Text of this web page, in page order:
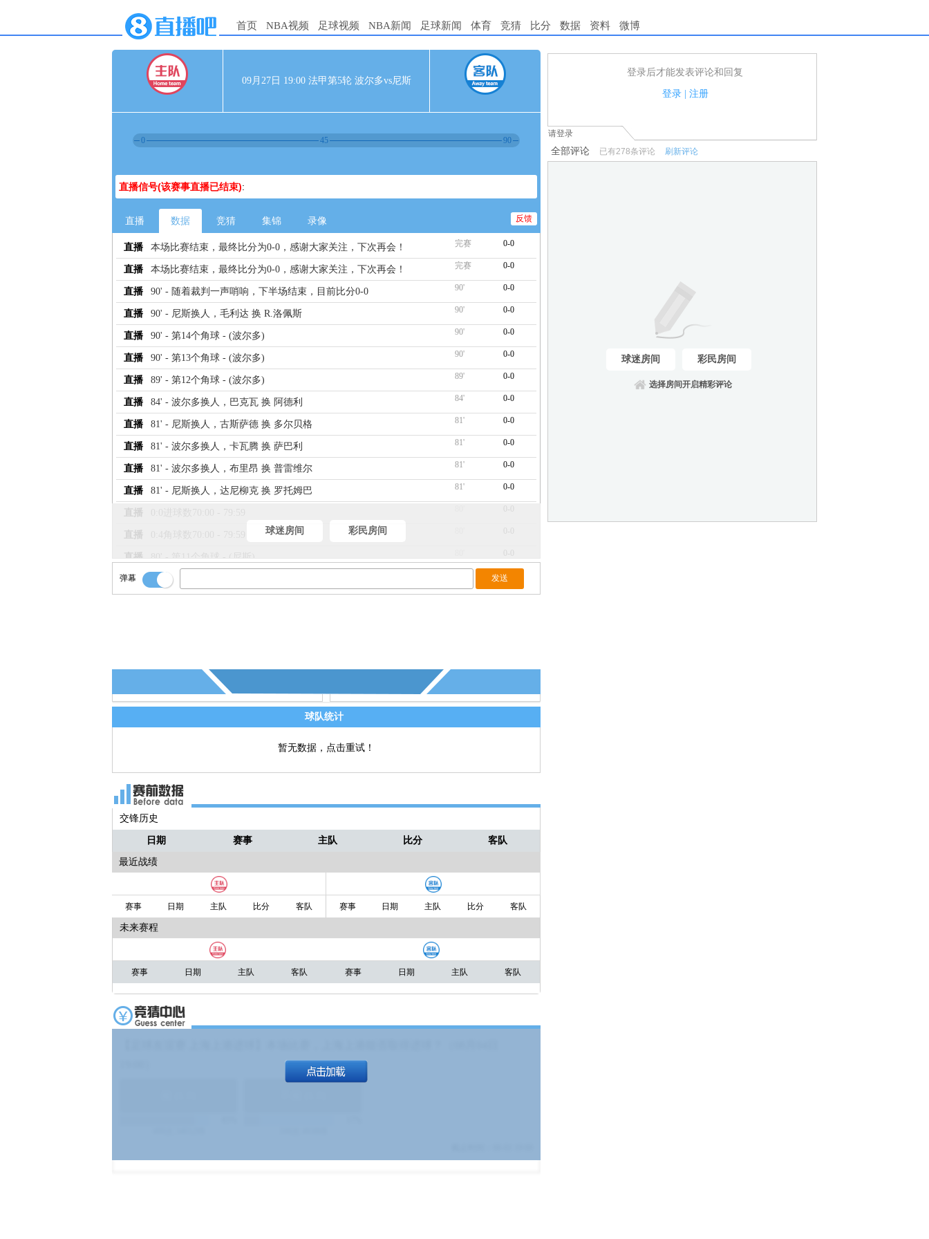
首页 NBA视频 足球视频 NBA新闻 足球新闻 体育 竞猜 比分 数据 资料 微博
09月27日 19:00 法甲第5轮 波尔多vs尼斯
0 45 90
直播信号(该赛事直播已结束):
直播 数据 竞猜 集锦 录像 反馈
直播 本场比赛结束，最终比分为0-0，感谢大家关注，下次再会！ 完赛 0-0
直播 本场比赛结束，最终比分为0-0，感谢大家关注，下次再会！ 完赛 0-0
直播 90' - 随着裁判一声哨响，下半场结束，目前比分0-0 90' 0-0
直播 90' - 尼斯换人，毛利达 换 R.洛佩斯 90' 0-0
直播 90' - 第14个角球 - (波尔多) 90' 0-0
直播 90' - 第13个角球 - (波尔多) 90' 0-0
直播 89' - 第12个角球 - (波尔多) 89' 0-0
直播 84' - 波尔多换人，巴克瓦 换 阿德利 84' 0-0
直播 81' - 尼斯换人，古斯萨德 换 多尔贝格 81' 0-0
直播 81' - 波尔多换人，卡瓦腾 换 萨巴利 81' 0-0
直播 81' - 波尔多换人，布里昂 换 普雷维尔 81' 0-0
直播 81' - 尼斯换人，达尼柳克 换 罗托姆巴 81' 0-0
直播
直播
直播 80' - 第11个角球 - (尼斯)
直播 80' - 尼斯 首先达到7个角球 0-0
78' 0-0
球迷房间 彩民房间
弹幕
球队统计
暂无数据，点击重试！
交锋历史
日期 赛事 主队 比分 客队
最近战绩
赛事 日期 主队 比分 客队 赛事 日期 主队 比分 客队
未来赛程
赛事 日期 主队 客队 赛事 日期 主队 客队
登录后才能发表评论和回复
登录| 注册
1.电脑端新用户可以发表评论了！
请登录
全部评论 已有278条评论 刷新评论
球迷房间 彩民房间
选择房间开启精彩评论